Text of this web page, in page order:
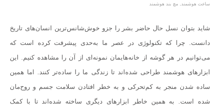
ساعت هوشمند مچ بند هوشمند
شاید بتوان نسل حال حاضر بشر را جزو خوش‌شانس‌ترین انسان‌های تاریخ
دانست. چرا که تکنولوژی در عصر ما به‌حدی پیشرفت کرده است که
می‌توانیم در هر گوشه از خانه‌هایمان نمونه‌ای از آن را مشاهده کنیم. این
ابزارهای هوشمند طراحی شده‌‌اند تا زندگی ما را ساده‌تر کنند. اما همین
ساده شدن منجر به کم‌تحرکی و به خطر افتادن سلامت جسم و روح‌مان
شده‌ است. به همین خاطر ابزارهای دیگری ساخته شده‌اند تا با کمک